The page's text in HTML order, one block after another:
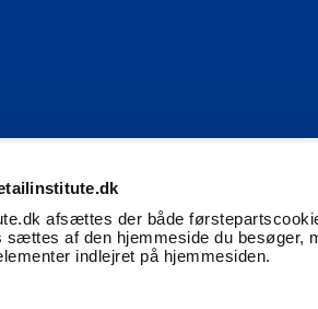
afsættes der både
sættes af den hjemmeside du besøger,
indlejret på hjemmesiden.
af retaileksperter.